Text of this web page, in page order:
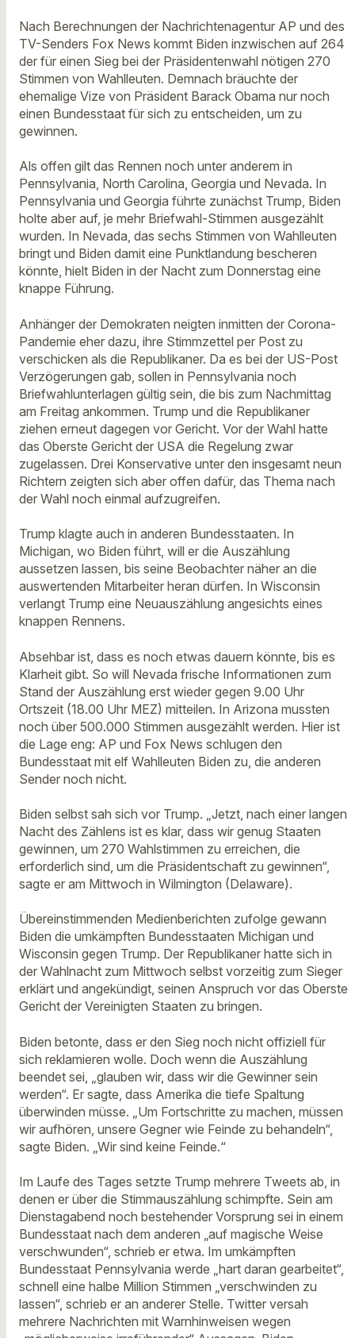
Nach Berechnungen der Nachrichtenagentur AP und des
TV-Senders Fox News kommt Biden inzwischen auf 264
der für einen Sieg bei der Präsidentenwahl nötigen 270
Stimmen von Wahlleuten. Demnach bräuchte der
ehemalige Vize von Präsident Barack Obama nur noch
einen Bundesstaat für sich zu entscheiden, um zu
gewinnen.
Als offen gilt das Rennen noch unter anderem in
Pennsylvania, North Carolina, Georgia und Nevada. In
Pennsylvania und Georgia führte zunächst Trump, Biden
holte aber auf, je mehr Briefwahl-Stimmen ausgezählt
wurden. In Nevada, das sechs Stimmen von Wahlleuten
bringt und Biden damit eine Punktlandung bescheren
könnte, hielt Biden in der Nacht zum Donnerstag eine
knappe Führung.
Anhänger der Demokraten neigten inmitten der Corona-
Pandemie eher dazu, ihre Stimmzettel per Post zu
verschicken als die Republikaner. Da es bei der US-Post
Verzögerungen gab, sollen in Pennsylvania noch
Briefwahlunterlagen gültig sein, die bis zum Nachmittag
am Freitag ankommen. Trump und die Republikaner
ziehen erneut dagegen vor Gericht. Vor der Wahl hatte
das Oberste Gericht der USA die Regelung zwar
zugelassen. Drei Konservative unter den insgesamt neun
Richtern zeigten sich aber offen dafür, das Thema nach
der Wahl noch einmal aufzugreifen.
Trump klagte auch in anderen Bundesstaaten. In
Michigan, wo Biden führt, will er die Auszählung
aussetzen lassen, bis seine Beobachter näher an die
auswertenden Mitarbeiter heran dürfen. In Wisconsin
verlangt Trump eine Neuauszählung angesichts eines
knappen Rennens.
Absehbar ist, dass es noch etwas dauern könnte, bis es
Klarheit gibt. So will Nevada frische Informationen zum
Stand der Auszählung erst wieder gegen 9.00 Uhr
Ortszeit (18.00 Uhr MEZ) mitteilen. In Arizona mussten
noch über 500.000 Stimmen ausgezählt werden. Hier ist
die Lage eng: AP und Fox News schlugen den
Bundesstaat mit elf Wahlleuten Biden zu, die anderen
Sender noch nicht.
Biden selbst sah sich vor Trump. „Jetzt, nach einer langen
Nacht des Zählens ist es klar, dass wir genug Staaten
gewinnen, um 270 Wahlstimmen zu erreichen, die
erforderlich sind, um die Präsidentschaft zu gewinnen“,
sagte er am Mittwoch in Wilmington (Delaware).
Übereinstimmenden Medienberichten zufolge gewann
Biden die umkämpften Bundesstaaten Michigan und
Wisconsin gegen Trump. Der Republikaner hatte sich in
der Wahlnacht zum Mittwoch selbst vorzeitig zum Sieger
erklärt und angekündigt, seinen Anspruch vor das Oberste
Gericht der Vereinigten Staaten zu bringen.
Biden betonte, dass er den Sieg noch nicht offiziell für
sich reklamieren wolle. Doch wenn die Auszählung
beendet sei, „glauben wir, dass wir die Gewinner sein
werden“. Er sagte, dass Amerika die tiefe Spaltung
überwinden müsse. „Um Fortschritte zu machen, müssen
wir aufhören, unsere Gegner wie Feinde zu behandeln“,
sagte Biden. „Wir sind keine Feinde.“
Im Laufe des Tages setzte Trump mehrere Tweets ab, in
denen er über die Stimmauszählung schimpfte. Sein am
Dienstagabend noch bestehender Vorsprung sei in einem
Bundesstaat nach dem anderen „auf magische Weise
verschwunden“, schrieb er etwa. Im umkämpften
Bundesstaat Pennsylvania werde „hart daran gearbeitet“,
schnell eine halbe Million Stimmen „verschwinden zu
lassen“, schrieb er an anderer Stelle. Twitter versah
mehrere Nachrichten mit Warnhinweisen wegen